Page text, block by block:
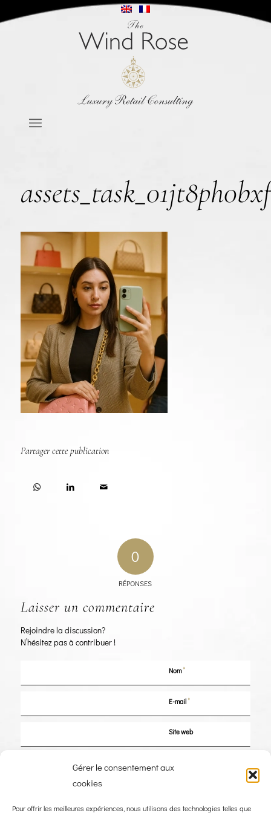
Gérer le consentement aux
cookies
Pour offrir les meilleures expériences, nous utilisons des technologies telles que
Partager cette publication
0
RÉPONSES
Laisser un commentaire
Rejoindre la discussion?
N’hésitez pas à contribuer !
Nom*
E-mail*
Site web
Enregistrer mon nom, mon e-mail et mon site dans le navigateur pour mon
prochain commentaire.